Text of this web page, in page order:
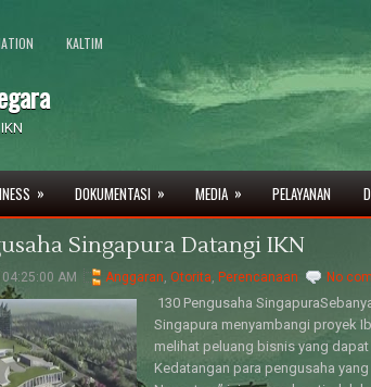
KALTIM
» DOKUMENTASI » MEDIA » PELAYANAN
Singapura Datangi IKN
AM Anggaran, Otorita, Perencanaan No
130 Pengusaha
Singapura menyambangi proyek
melihat peluang bisnis yang
Kedatangan para pengusaha